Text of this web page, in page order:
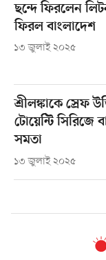
ছন্দে ফিরলেন
ফিরল বাংলাদেশ
১৩ জুলাই ২০২৫
শ্রীলঙ্কাকে স্রেফ
টোয়েন্টি সিরিজে
সমতা
১৩ জুলাই ২০২৫